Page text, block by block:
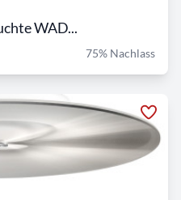
WAD...
75% Nachlass